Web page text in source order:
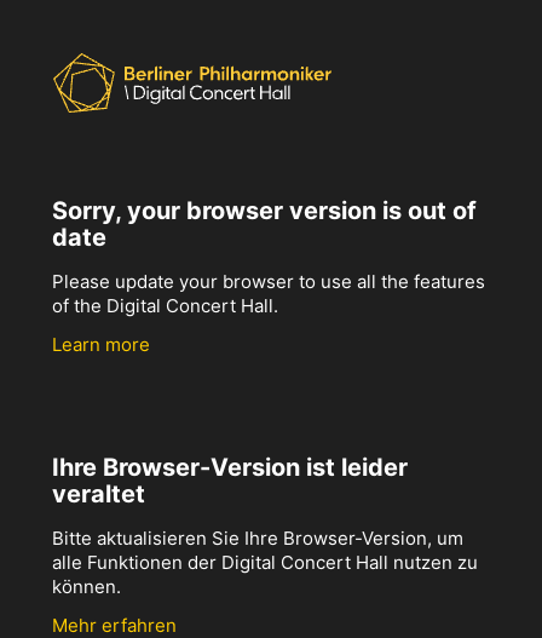
Sorry, your browser version is out of
date
Please update your browser to use all the features
of the Digital Concert Hall.
Learn more
Ihre Browser-Version ist leider
veraltet
Bitte aktualisieren Sie Ihre Browser-Version, um
alle Funktionen der Digital Concert Hall nutzen zu
können.
Mehr erfahren